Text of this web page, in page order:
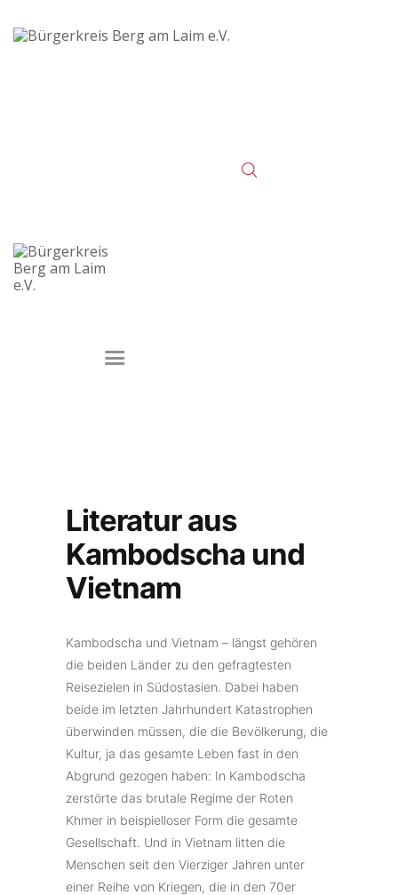
Literatur aus
Kambodscha und
Vietnam
Kambodscha und Vietnam – längst gehören
die beiden Länder zu den gefragtesten
Reisezielen in Südostasien. Dabei haben
beide im letzten Jahrhundert Katastrophen
überwinden müssen, die die Bevölkerung, die
Kultur, ja das gesamte Leben fast in den
Abgrund gezogen haben: In Kambodscha
zerstörte das brutale Regime der Roten
Khmer in beispielloser Form die gesamte
Gesellschaft. Und in Vietnam litten die
Menschen seit den Vierziger Jahren unter
einer Reihe von Kriegen, die in den 70er